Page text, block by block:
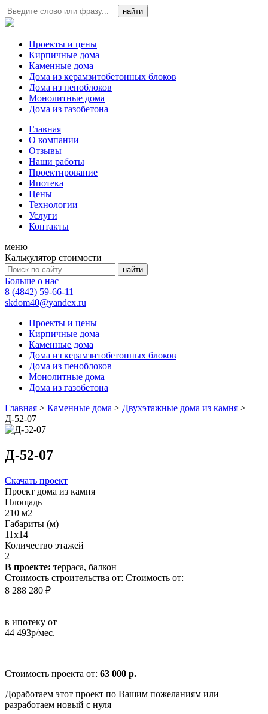
Проекты и цены
Кирпичные дома
Каменные дома
Дома из керамзитобетонных блоков
Дома из пеноблоков
Монолитные дома
Дома из газобетона
Главная
О компании
Отзывы
Наши работы
Проектирование
Ипотека
Цены
Технологии
Услуги
Контакты
меню
Калькулятор стоимости
Больше о нас
8 (4842) 59-66-11
skdom40@yandex.ru
Проекты и цены
Кирпичные дома
Каменные дома
Дома из керамзитобетонных блоков
Дома из пеноблоков
Монолитные дома
Дома из газобетона
Главная > Каменные дома > Двухэтажные дома из камня >
Д-52-07
Д-52-07
Скачать проект
Проект дома из камня
Площадь
210 м2
Габариты (м)
11x14
Количество этажей
2
В проекте: терраса, балкон
Стоимость строительства от: Стоимость от:
8 288 280 ₽
в ипотеку от
44 493р/мес.
Стоимость проекта от: 63 000 р.
Доработаем этот проект по Вашим пожеланиям или
разработаем новый с нуля